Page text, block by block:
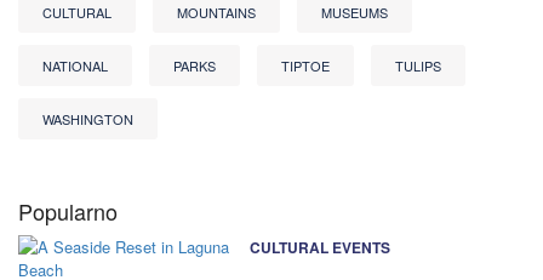
CULTURAL MOUNTAINS MUSEUMS
NATIONAL PARKS TIPTOE TULIPS
WASHINGTON
Popularno
CULTURAL EVENTS